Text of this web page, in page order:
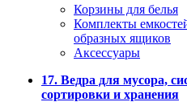
Корзины для белья
Комплекты
образных ящиков
Аксессуары
17. Ведра для мусора,
сортировки и хранения